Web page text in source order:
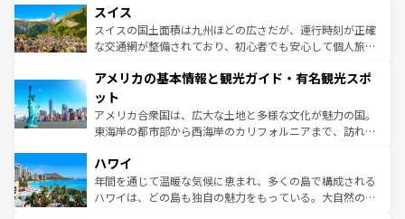
を参照してほしい。
は、お酒好きな人にはぜひ体験してほしい。 なお、新着の
ドイツ情報はコンテンツ一覧を参照してほしい。
リアごとに異なる魅力がある。また、優雅なアフタヌーン
ティー、ビール好きにはたまらない英国パブ、サッカー観
戦など、本場だからこそできる体験も豊富。イギリスを旅
ンツ一覧を参照してほしい。
スイス
スイスの国土面積は九州ほどの広さだが、運行時刻が正確
な交通網が整備されており、初心者でも安心して個人旅行
の建物がそのまま残る町や、スイスならではのユニークな
博物館もあり、アルプス観光だけでなく町歩きも満喫する
ことができる。国民の所得が高いため物価も高いが、旅行
者向けの交通パス提供のサービスもあり、うまく活用すれ
着のスイス情報は
アメリカの基本情報と観光ガイド・有名観光スポ
ット
アメリカ合衆国は、広大な土地と多様な文化が魅力の国。
東海岸の都市部から西海岸のカリフォルニアまで、訪れる
のような巨大都市は、観光、ショッピング、エンターテイ
ンメントが詰まった刺激的なスポットだ。一方、アメリカ
西部には大自然が広がり、グランドキャニオンやイエロー
ハワイ
年間を通じて温暖な気候に恵まれ、多くの島で構成される
ハワイは、どの島も独自の魅力をもっている。大自然の神